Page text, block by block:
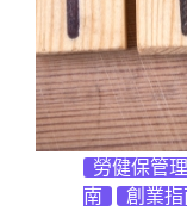
勞健保管
南
創業指